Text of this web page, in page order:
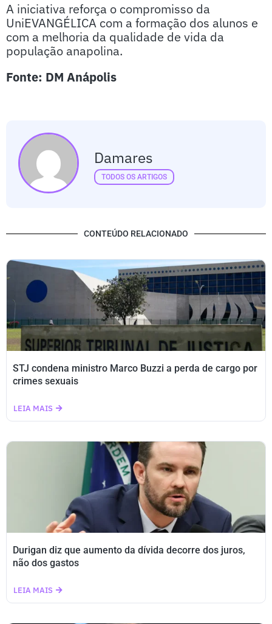
A iniciativa reforça o compromisso da
UniEVANGÉLICA com a formação dos alunos e
com a melhoria da qualidade de vida da
população anapolina.
Fonte: DM Anápolis
Damares
TODOS OS ARTIGOS
CONTEÚDO RELACIONADO
STJ condena ministro Marco Buzzi a perda de cargo por
crimes sexuais
LEIA MAIS
Durigan diz que aumento da dívida decorre dos juros,
não dos gastos
LEIA MAIS